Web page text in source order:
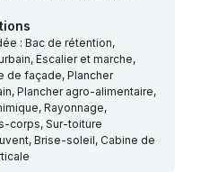
: Bac de rétention,
Escalier et marche,
de façade, Plancher
Plancher agro-alimentaire,
Rayonnage,
corps, Sur-toiture
Brise-soleil, Cabine de